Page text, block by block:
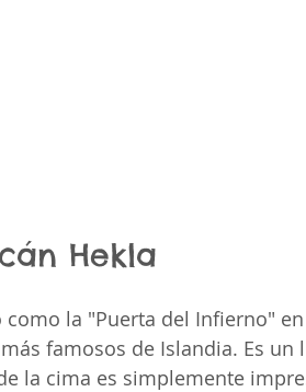
Hekla
como la "Puerta del Infierno"
famosos de Islandia. Es
la cima es simplemente